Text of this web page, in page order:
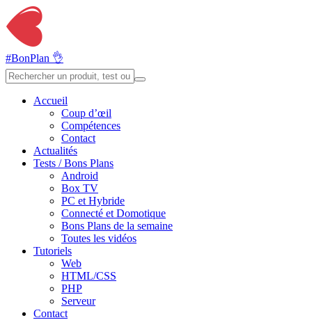
#BonPlan 👌
Accueil
Coup d’œil
Compétences
Contact
Actualités
Tests / Bons Plans
Android
Box TV
PC et Hybride
Connecté et Domotique
Bons Plans de la semaine
Toutes les vidéos
Tutoriels
Web
HTML/CSS
PHP
Serveur
Contact